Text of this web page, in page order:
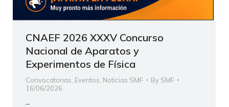
CNAEF 2026 XXXV Concurso
Nacional de Aparatos y
Experimentos de Física
Convocatorias, Eventos, Noticias SMF By SMF
16/06/2026
–